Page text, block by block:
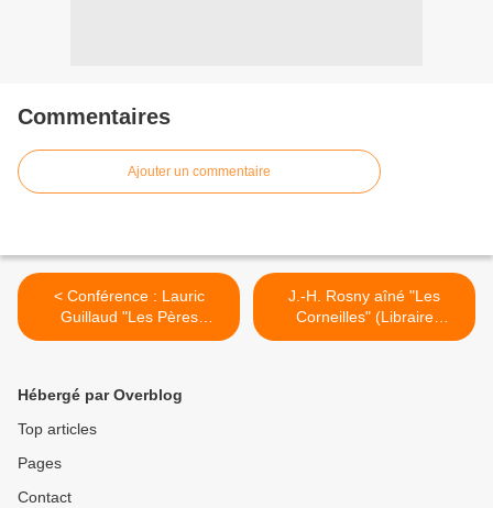
Commentaires
Ajouter un commentaire
< Conférence : Lauric
Guillaud "Les Pères
fondateurs" (19 avril 2014)
J.-H. Rosny aîné "Les
Corneilles" (Libraire
Moderne - 1888) [Dédicacé]
Hébergé par Overblog
Top articles
Pages
Contact